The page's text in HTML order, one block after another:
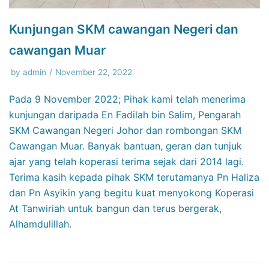
Kunjungan SKM cawangan Negeri dan
cawangan Muar
by admin November 22, 2022
Pada 9 November 2022; Pihak kami telah menerima
kunjungan daripada En Fadilah bin Salim, Pengarah
SKM Cawangan Negeri Johor dan rombongan SKM
Cawangan Muar. Banyak bantuan, geran dan tunjuk
ajar yang telah koperasi terima sejak dari 2014 lagi.
Terima kasih kepada pihak SKM terutamanya Pn Haliza
dan Pn Asyikin yang begitu kuat menyokong Koperasi
At Tanwiriah untuk bangun dan terus bergerak,
Alhamdulillah.